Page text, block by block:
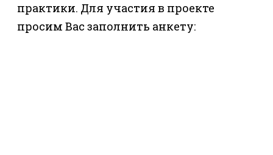
практики. Для участия в проекте
просим Вас заполнить анкету: